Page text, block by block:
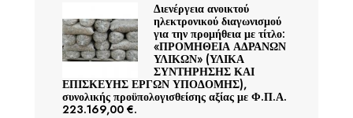
Διενέργεια ανοικτού
ηλεκτρονικού διαγωνισμού
για την προμήθεια με τίτλο:
«ΠΡΟΜΗΘΕΙΑ ΑΔΡΑΝΩΝ
ΥΛΙΚΩΝ» (ΥΛΙΚΑ
ΣΥΝΤΗΡΗΣΗΣ ΚΑΙ
ΕΠΙΣΚΕΥΗΣ ΕΡΓΩΝ ΥΠΟΔΟΜΗΣ),
συνολικής προϋπολογισθείσης αξίας με Φ.Π.Α.
223.169,00 €.